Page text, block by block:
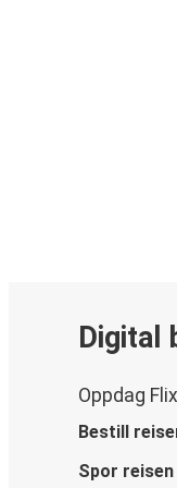
Digital
Oppdag
Bestill
Spor reisen